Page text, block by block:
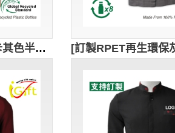
[訂製RPET再生環保卡其色半身圍裙設計] ｜多袋設計 ｜可訂製logo｜卡其色調經典百搭｜餐廳服務員｜咖啡店店員｜零售業員工｜餐飲｜零售及服務業的日常使用｜AP216